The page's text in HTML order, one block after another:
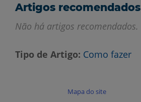
Artigos recomendados
Não há artigos recomendados.
Tipo de Artigo Como fazer
Mapa do site